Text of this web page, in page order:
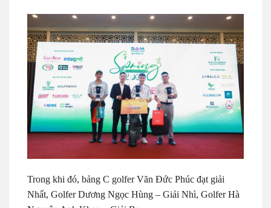
Trong khi đó, bảng C golfer Văn Đức Phúc đạt giải
Nhất, Golfer Dương Ngọc Hùng – Giải Nhì, Golfer Hà